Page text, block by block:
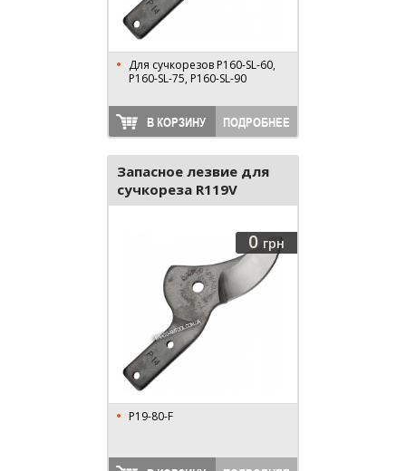
Для сучкорезов P160-SL-60,
P160-SL-75, P160-SL-90
В КОРЗИНУ ПОДРОБНЕЕ
Запасное лезвие для
сучкореза R119V
0 грн
P19-80-F